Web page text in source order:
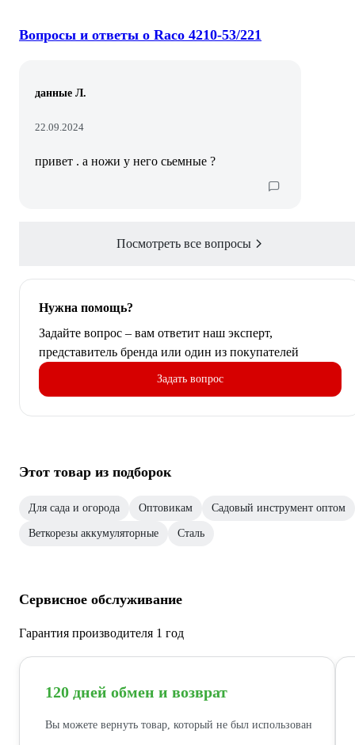
Вопросы и ответы о Raco 4210-53/221
данные Л.
22.09.2024
привет . а ножи у него сьемные ?
Посмотреть все вопросы
Нужна помощь?
Задайте вопрос – вам ответит наш эксперт,
представитель бренда или один из покупателей
Задать вопрос
Этот товар из подборок
Для сада и огорода Оптовикам Садовый инструмент оптом
Веткорезы аккумуляторные Сталь
Сервисное обслуживание
Гарантия производителя 1 год
120 дней обмен и возврат
Вы можете вернуть товар, который не был использован